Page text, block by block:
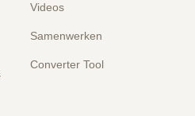
Videos
Samenwerken
Converter Tool